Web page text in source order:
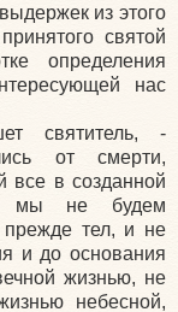
из этого
святой
определения
нас
святитель, -
от смерти,
все в созданной
мы не будем
прежде тел, и не
и до основания
жизнью, не
небесной,